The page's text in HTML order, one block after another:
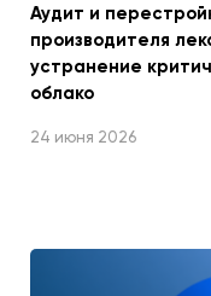
Аудит и
производителя
устранение
облако
24 июня 2026